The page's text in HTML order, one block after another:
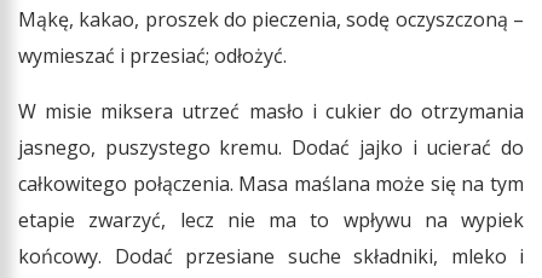
Mąkę, kakao, proszek do pieczenia, sodę oczyszczoną –
wymieszać i przesiać; odłożyć.
W misie miksera utrzeć masło i cukier do otrzymania
jasnego, puszystego kremu. Dodać jajko i ucierać do
całkowitego połączenia. Masa maślana może się na tym
etapie zwarzyć, lecz nie ma to wpływu na wypiek
końcowy. Dodać przesiane suche składniki, mleko i